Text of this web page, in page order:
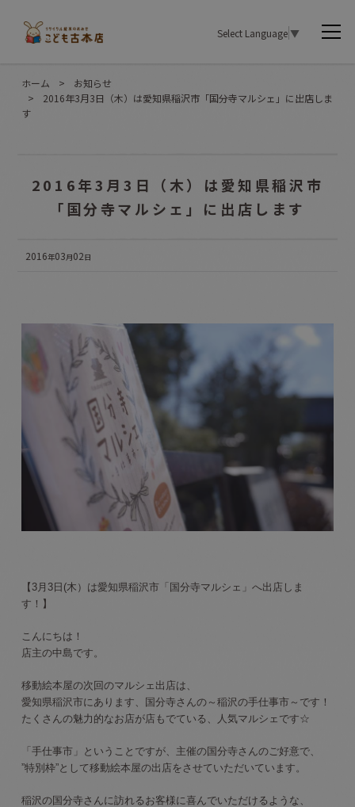
Select Language▼
ホーム >
お知らせ
>
2016年3月3日（木）は愛知県稲沢市「国分寺マルシェ」に出店しま
す
2016年3月3日（木）は愛知県稲沢市
「国分寺マルシェ」に出店します
2016年03月02日
【3月3日(木） は愛知県稲沢市「国分寺マルシェ」へ出店しま
す！】
こんにちは！
店主の中島です。
移動絵本屋の次回のマルシェ出店は、
愛知県稲沢市にあります、国分寺さんの～稲沢の手仕事市～です！
たくさんの魅力的なお店が店もでている、人気マルシェです☆
「手仕事市」ということですが、主催の国分寺さんのご好意で、
”特別枠”として移動絵本屋の出店をさせていただいています。
稲沢の国分寺さんに訪れるお客様に喜んでいただけるような、